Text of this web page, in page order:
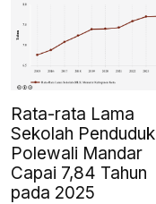
Rata-rata Lama
Sekolah Penduduk
Polewali Mandar
Capai 7,84 Tahun
pada 2025